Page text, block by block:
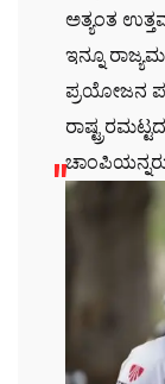
ಅತ್ಯಂತ
ಇನ್ನೂ
ಪ್ರಯೋಜನ